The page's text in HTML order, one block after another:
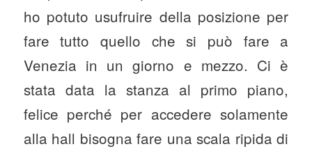
ho potuto usufruire della posizione per
fare tutto quello che si può fare a
Venezia in un giorno e mezzo. Ci è
stata data la stanza al primo piano,
felice perché per accedere solamente
alla hall bisogna fare una scala ripida di